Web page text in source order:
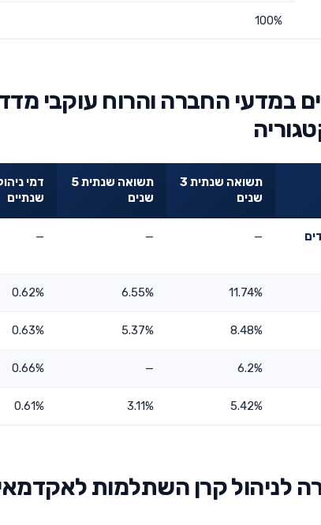
100%
במדעי החברה והרוח עוקבי
תשואה שנתית 3
שנים
תשואה שנתית 5
שנים
דמי
שנתיים
—
—
—
11.74%
6.55%
0.62%
8.48%
5.37%
0.63%
6.2%
—
0.66%
5.42%
3.11%
0.61%
לניהול קרן השתלמות